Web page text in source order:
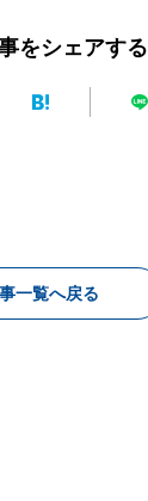
をシェアする
一覧へ戻る